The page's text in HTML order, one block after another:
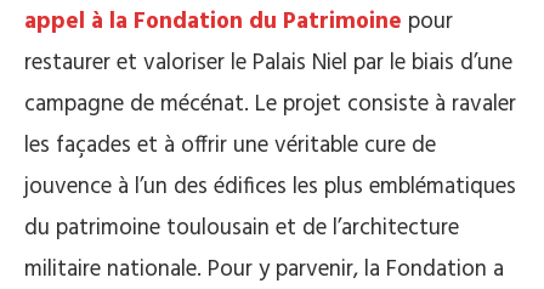
appel à la Fondation du Patrimoine pour
restaurer et valoriser le Palais Niel par le biais d’une
campagne de mécénat. Le projet consiste à ravaler
les façades et à offrir une véritable cure de
jouvence à l’un des édifices les plus emblématiques
du patrimoine toulousain et de l’architecture
militaire nationale. Pour y parvenir, la Fondation a